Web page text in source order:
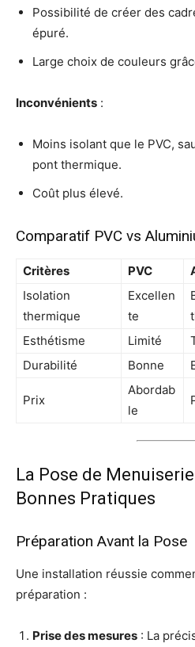
Possibilité de créer des
épuré.
Large choix de couleurs
Inconvénients :
Moins isolant que le PVC,
pont thermique.
Coût plus élevé.
Comparatif PVC vs
Critères PVC
Isolation
thermique
Excellen
te
Esthétisme
Limité
Durabilité
Bonne
Prix
Abordab
le
La Pose de
Bonnes Pratiques
Préparation Avant la Pose
Une installation réussie
préparation :
Prise des mesures : La